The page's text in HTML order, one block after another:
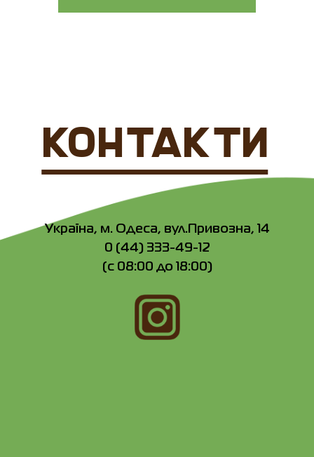
КОНТАКТИ
Україна, м. Одеса, вул.Привозна, 14
0 (44) 333-49-12
(с 08:00 до 18:00)